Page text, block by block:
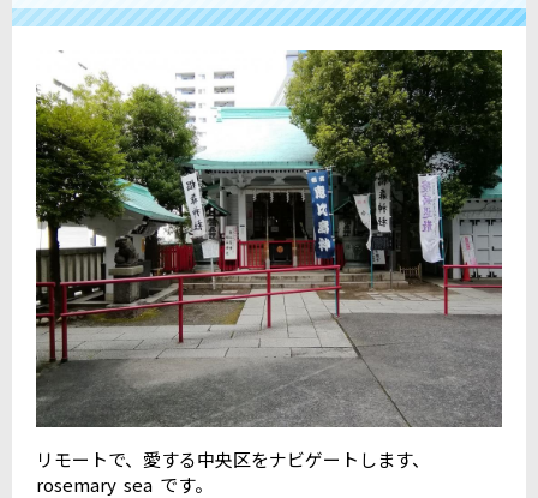
リモートで、愛する中央区をナビゲートします、
rosemary sea です。